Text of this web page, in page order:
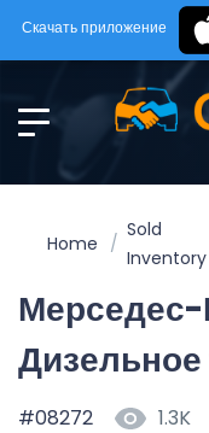
Скачать приложение
Home
Sold
Inventory
#08272 1.3K